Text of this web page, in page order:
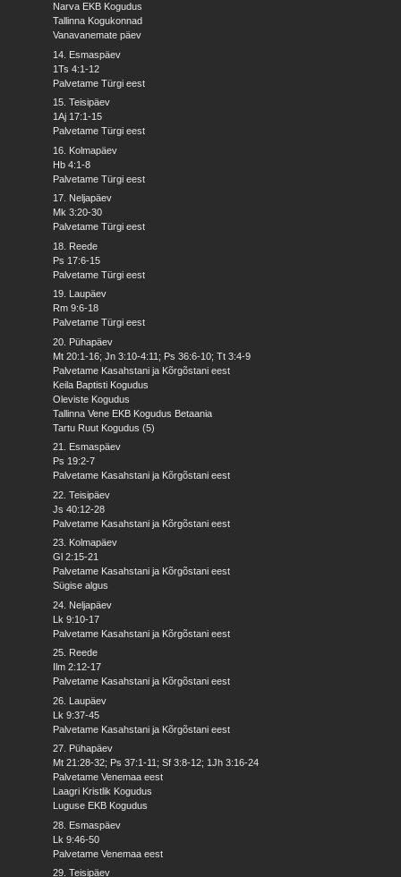
Narva EKB Kogudus
Tallinna Kogukonnad
Vanavanemate päev
14. Esmaspäev
1Ts 4:1-12
Palvetame Türgi eest
15. Teisipäev
1Aj 17:1-15
Palvetame Türgi eest
16. Kolmapäev
Hb 4:1-8
Palvetame Türgi eest
17. Neljapäev
Mk 3:20-30
Palvetame Türgi eest
18. Reede
Ps 17:6-15
Palvetame Türgi eest
19. Laupäev
Rm 9:6-18
Palvetame Türgi eest
20. Pühapäev
Mt 20:1-16; Jn 3:10-4:11; Ps 36:6-10; Tt 3:4-9
Palvetame Kasahstani ja Kõrgõstani eest
Keila Baptisti Kogudus
Oleviste Kogudus
Tallinna Vene EKB Kogudus Betaania
Tartu Ruut Kogudus (5)
21. Esmaspäev
Ps 19:2-7
Palvetame Kasahstani ja Kõrgõstani eest
22. Teisipäev
Js 40:12-28
Palvetame Kasahstani ja Kõrgõstani eest
23. Kolmapäev
Gl 2:15-21
Palvetame Kasahstani ja Kõrgõstani eest
Sügise algus
24. Neljapäev
Lk 9:10-17
Palvetame Kasahstani ja Kõrgõstani eest
25. Reede
Ilm 2:12-17
Palvetame Kasahstani ja Kõrgõstani eest
26. Laupäev
Lk 9:37-45
Palvetame Kasahstani ja Kõrgõstani eest
27. Pühapäev
Mt 21:28-32; Ps 37:1-11; Sf 3:8-12; 1Jh 3:16-24
Palvetame Venemaa eest
Laagri Kristlik Kogudus
Luguse EKB Kogudus
28. Esmaspäev
Lk 9:46-50
Palvetame Venemaa eest
29. Teisipäev